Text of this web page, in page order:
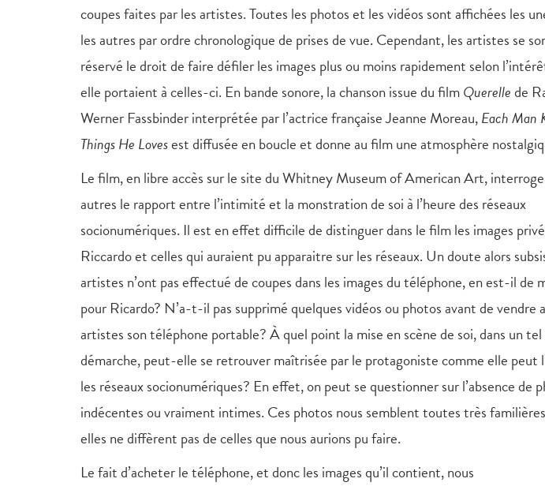
coupes faites par les artistes. Toutes les photos et les vidéos sont affichées les
les autres par ordre chronologique de prises de vue. Cependant, les artistes se
réservé le droit de faire défiler les images plus ou moins rapidement selon
elle portaient à celles-ci. En bande sonore, la chanson issue du filmQuerellede
Werner Fassbinder interprétée par l’actrice française Jeanne Moreau,Each Man
Things He Lovesest diffusée en boucle et donne au film une atmosphère
Le film, en libre accès sur le site du Whitney Museum of American Art,
autres le rapport entre l’intimité et la monstration de soi à l’heure des réseaux
socionumériques. Il est en effet difficile de distinguer dans le film les images
Riccardo et celles qui auraient pu apparaitre sur les réseaux. Un doute alors
artistes n’ont pas effectué de coupes dans les images du téléphone, en est-il de
pour Ricardo? N’a-t-il pas supprimé quelques vidéos ou photos avant de vendre
artistes son téléphone portable? À quel point la mise en scène de soi, dans un
démarche, peut-elle se retrouver maîtrisée par le protagoniste comme elle peut
les réseaux socionumériques? En effet, on peut se questionner sur l’absence de
indécentes ou vraiment intimes. Ces photos nous semblent toutes très
elles ne diffèrent pas de celles que nous aurions pu faire.
Le fait d’acheter le téléphone, et donc les images qu’il contient, nous